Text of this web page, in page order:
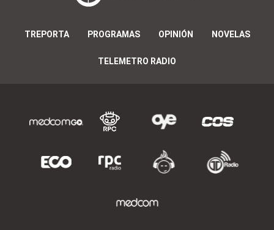
TREPORTA PROGRAMAS OPINIÓN NOVELAS
TELEMETRO RADIO